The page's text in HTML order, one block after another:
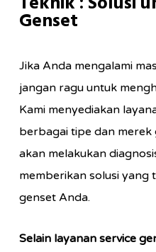
Genset
Jika Anda mengalami
jangan ragu untuk
Kami menyediakan
berbagai tipe dan merek
akan melakukan
memberikan solusi yang
genset Anda.
Selain layanan service